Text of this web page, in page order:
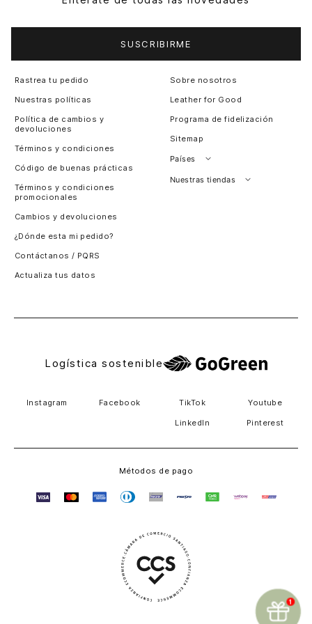
SUSCRIBIRME
Rastrea tu pedido
Nuestras políticas
Política de cambios y
devoluciones
Términos y condiciones
Código de buenas prácticas
Términos y condiciones
promocionales
Cambios y devoluciones
¿Dónde esta mi pedido?
Contáctanos / PQRS
Actualiza tus datos
Sobre nosotros
Leather for Good
Programa de fidelización
Sitemap
Países
Perú
Nuestras tiendas
Logística sostenible
Instagram Facebook TikTok Youtube
LinkedIn Pinterest
Métodos de pago